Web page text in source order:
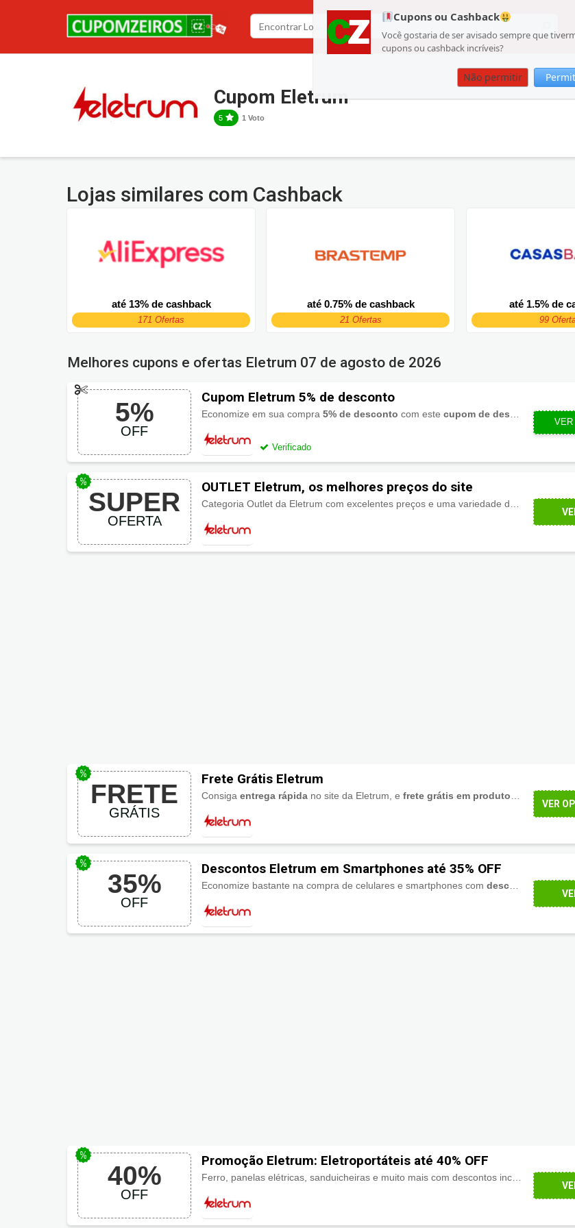
Cupons ou Cashback
Você gostaria de ser avisado sempre que
cupons ou cashback incríveis?
Não permitir
Cupom Eletrum
5 1 Voto
Lojas similares com Cashback
até 13% de cashback
171 Ofertas
até 0.75% de cashback
21 Ofertas
até 1.5% de
99
Melhores cupons e ofertas Eletrum 07 de agosto de 2026
5%
OFF
Cupom Eletrum 5% de desconto
Economize em sua compra5% de desconto com estecupom de desconto Eletrum
Verificado
VER
SUPER
OFERTA
OUTLET Eletrum, os melhores preços do site
FRETE
GRÁTIS
Frete Grátis Eletrum
Consigaentrega rápida no site da Eletrum, efrete grátis em produtos selecionados
VER
35%
OFF
Descontos Eletrum em Smartphones até 35% OFF
Economize bastante na compra de celulares e smartphones comdescontos de até 35%
40%
OFF
Promoção Eletrum: Eletroportáteis até 40% OFF
até